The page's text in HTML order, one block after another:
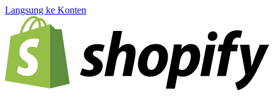
Langsung ke Konten